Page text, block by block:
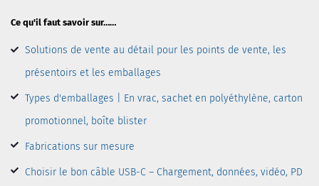
Ce qu'il faut savoir sur……
Solutions de vente au détail pour les points de vente, les
présentoirs et les emballages
Types d'emballages | En vrac, sachet en polyéthylène, carton
promotionnel, boîte blister
Fabrications sur mesure
Choisir le bon câble USB-C – Chargement, données, vidéo, PD